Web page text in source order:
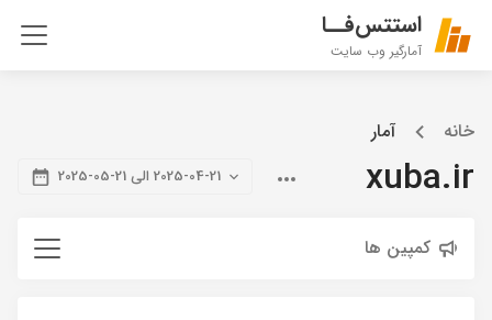
استتس‌فــا
آمارگیر وب سایت
خانه آمار
xuba.ir 2025-04-21 الی 21-05-2025
کمپین ها